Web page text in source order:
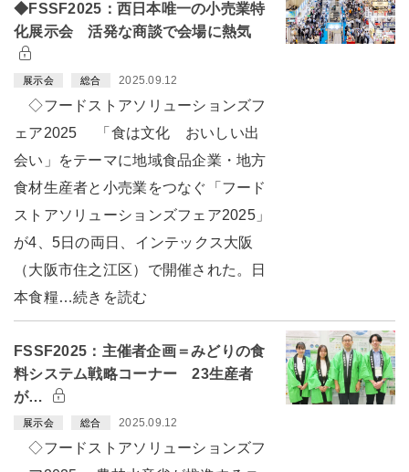
◆FSSF2025：西日本唯一の小売業特
化展示会 活発な商談で会場に熱気
展示会 総合 2025.09.12
◇フードストアソリューションズフ
ェア2025 「食は文化 おいしい出
会い」をテーマに地域食品企業・地方
食材生産者と小売業をつなぐ「フード
ストアソリューションズフェア2025」
が4、5日の両日、インテックス大阪
（大阪市住之江区）で開催された。日
本食糧…続きを読む
FSSF2025：主催者企画＝みどりの食
料システム戦略コーナー 23生産者
が…
展示会 総合 2025.09.12
◇フードストアソリューションズフ